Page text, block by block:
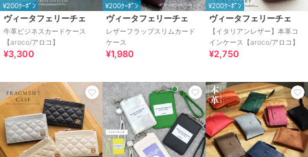
¥200ｸｰﾎﾟﾝ
ヴィータフェリーチェ
牛革ビジネスカードケース
【aroco/アロコ】
¥3,300
¥200ｸｰﾎﾟﾝ
ヴィータフェリーチェ
レザーフラップスリムカード
ケース
¥1,980
¥200ｸｰﾎﾟﾝ
ヴィータフェリーチェ
【イタリアンレザー】本革コ
インケース【aroco/アロコ】
¥2,750